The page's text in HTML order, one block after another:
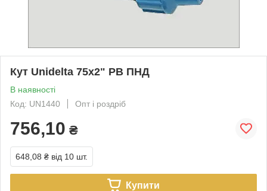
Кут Unidelta 75х2" РВ ПНД
В наявності
Код: UN1440
Опт і роздріб
756,10 ₴
648,08 ₴ від 10 шт.
Купити